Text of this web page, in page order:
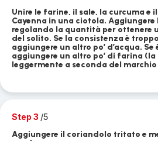
Unire le farine, il sale, la curcuma e
Cayenna in una ciotola. Aggiungere
regolando la quantità per ottenere
del solito. Se la consistenza è
aggiungere un altro po’ d’acqua.
aggiungere un altro po’ di farina
leggermente a seconda del
Step 3 /5
Aggiungere il coriandolo tritato e